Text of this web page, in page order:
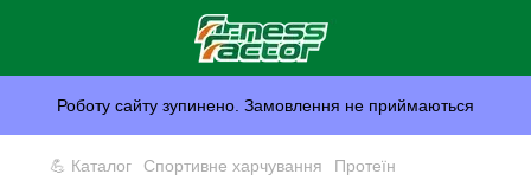
Роботу сайту зупинено. Замовлення не приймаються
💪 Каталог Спортивне харчування Протеїн